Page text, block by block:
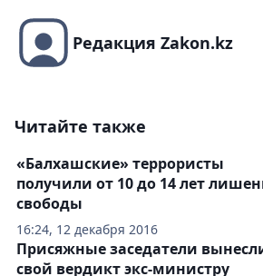
Редакция Zakon.kz
Читайте также
16:24, 12 декабря 2016
«Балхашские» террористы
получили от 10 до 14 лет
свободы
Присяжные заседатели
свой вердикт экс-министру